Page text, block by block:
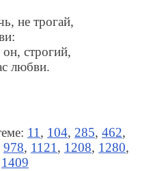
не трогай,
строгий,
любви.
11, 104, 285, 462,
978, 1121, 1208, 1280,
1409